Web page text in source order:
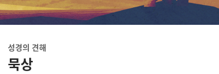
성경의 견해
묵상